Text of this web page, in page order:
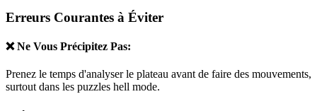
Erreurs Courantes à Éviter
❌ Ne Vous Précipitez Pas:
Prenez le temps d'analyser le plateau avant de faire des mouvements,
surtout dans les puzzles hell mode.